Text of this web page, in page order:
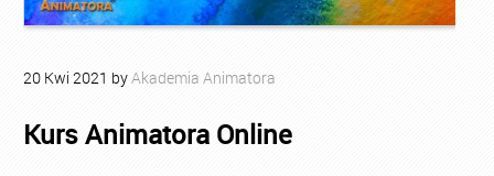
20 Kwi 2021 byAkademia Animatora
Kurs Animatora Online